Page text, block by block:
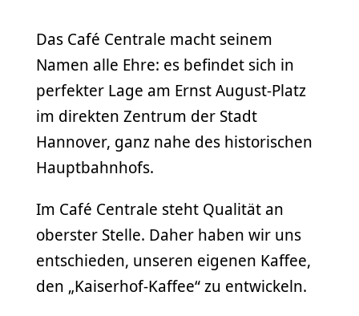
Das Café Centrale macht seinem
Namen alle Ehre: es befindet sich in
perfekter Lage am Ernst August-Platz
im direkten Zentrum der Stadt
Hannover, ganz nahe des historischen
Hauptbahnhofs.
Im Café Centrale steht Qualität an
oberster Stelle. Daher haben wir uns
entschieden, unseren eigenen Kaffee,
den „Kaiserhof-Kaffee“ zu entwickeln.